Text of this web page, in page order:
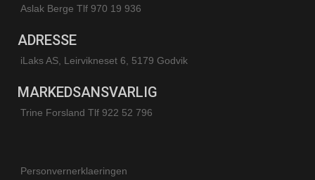
Aslak Berge Tlf 970 19 936
ADRESSE
iLaks AS, Leirvikneset 6, 5179 Godvik
MARKEDSANSVARLIG
Trine Forsland Tlf 922 52 796
Personvernerklaeringen